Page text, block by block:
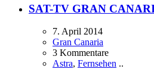
SAT-TV GRAN
7. April 2014
Gran Canaria
3 Kommentare
Astra, Fernsehen ..